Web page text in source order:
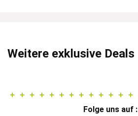
Weitere exklusive Deals
Folge uns auf :